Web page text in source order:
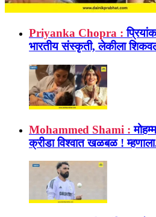
Priyanka Chopra :
भारतीय संस्कृती, लेकीला
Mohammed Shami :
क्रीडा विश्वात खळबळ !